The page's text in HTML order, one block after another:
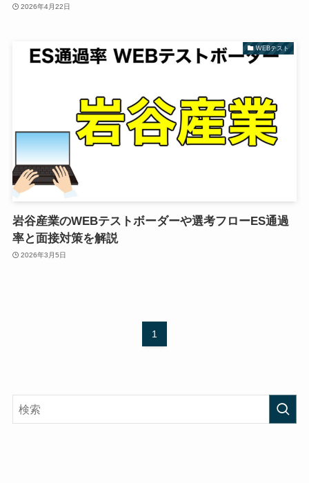
2026年4月22日
WEBテスト
岩谷産業のWEBテストボーダーや選考フローES通過
率と面接対策を解説
2026年3月5日
1